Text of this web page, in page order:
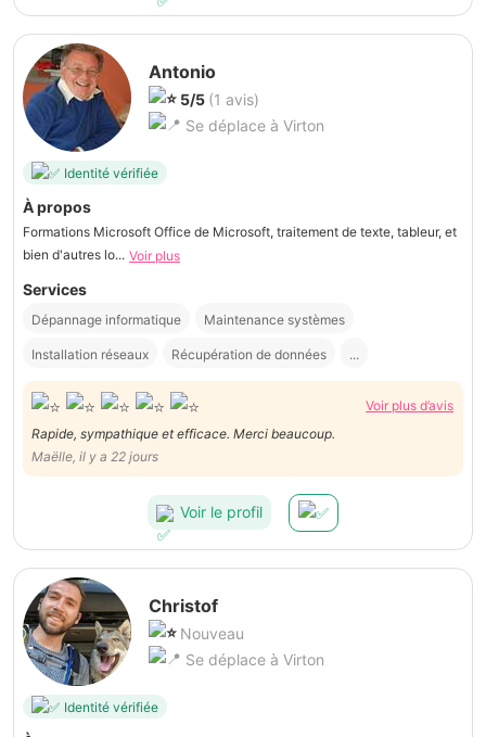
Antonio
5/5 (1 avis)
Se déplace à Virton
Identité vérifiée
À propos
Formations Microsoft Office de Microsoft, traitement de texte, tableur, et
bien d'autres lo... Voir plus
Services
Dépannage informatique Maintenance systèmes
Installation réseaux Récupération de données ...
Voir plus d’avis
Rapide, sympathique et efficace. Merci beaucoup.
Maëlle, il y a 22 jours
Voir le profil
Christof
Nouveau
Se déplace à Virton
Identité vérifiée